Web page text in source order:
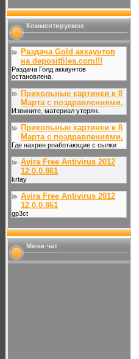
Комментируемое
Раздача Gold аккаунтов
на depositfiles.com!!!
Раздача Голд аккаунтов
остановлена.
Прикольные картинки к 8
Марта с поздравлениями.
Извините, материал утерян.
Прикольные картинки к 8
Марта с поздравлениями.
Где нахрен роаботающие с сылки
Avira Free Antivirus 2012
12.0.0.861
krtay
Avira Free Antivirus 2012
12.0.0.861
gp3ct
Мини-чат